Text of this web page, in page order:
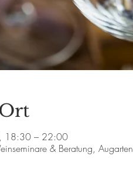
18:30 – 22:00
& Beratung,